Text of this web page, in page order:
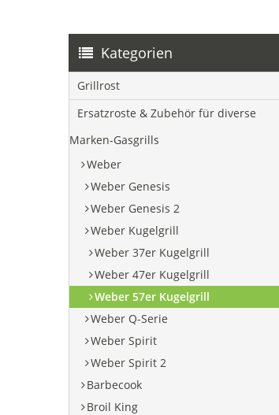
Kategorien
Grillrost
Ersatzroste & Zubehör für diverse
Marken-Gasgrills
Weber
Weber Genesis
Weber Genesis 2
Weber Kugelgrill
Weber 37er Kugelgrill
Weber 47er Kugelgrill
Weber 57er Kugelgrill
Weber Q-Serie
Weber Spirit
Weber Spirit 2
Barbecook
Broil King